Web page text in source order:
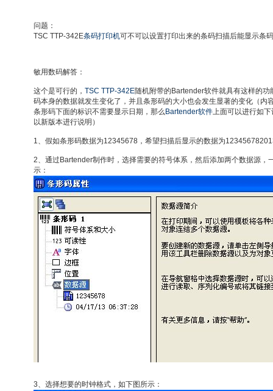
问题：
TSC TTP-342E条码打印机可不可以设置打印出来的条码扫描后能显示条
敏用数码解答：
这个是可行的， TSC TTP-342E随机附带的Bartender软件就具有这样的
码本身的数据就发生变化了，并且条形码的大小也会发生显著的变化（
条形码下面的标识不需要显示日期，那么 Bartender软件上面可以进行如
以新版本进行说明）
1、假如条形码数据为12345678，希望扫描后显示的数据为
2、通过Bartender制作时，选择需要的符号体系，然后添加两个数据源
示：
3、选择想要的时钟格式，如下图所示：